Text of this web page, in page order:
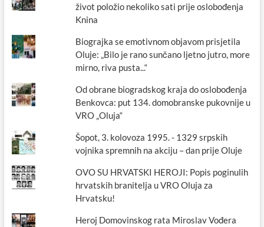
život položio nekoliko sati prije oslobođenja
Knina
Biograjka se emotivnom objavom prisjetila
Oluje: „Bilo je rano sunčano ljetno jutro, more
mirno, riva pusta...“
Od obrane biogradskog kraja do oslobođenja
Benkovca: put 134. domobranske pukovnije u
VRO „Oluja“
Šopot, 3. kolovoza 1995. - 1329 srpskih
vojnika spremnih na akciju – dan prije Oluje
OVO SU HRVATSKI HEROJI: Popis poginulih
hrvatskih branitelja u VRO Oluja za
Hrvatsku!
Heroj Domovinskog rata Miroslav Vođera